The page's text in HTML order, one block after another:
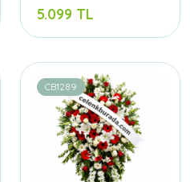
5.099 TL
CB1289